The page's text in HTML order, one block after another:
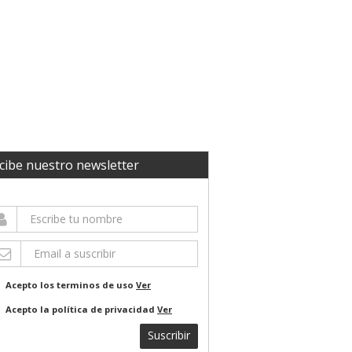
nuestro newsletter
Acepto los terminos de uso Ver
Acepto la política de privacidad Ver
Suscribir